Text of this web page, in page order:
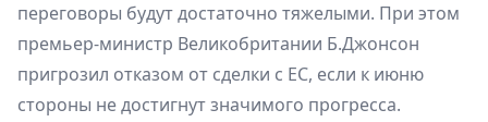
переговоры будут достаточно тяжелыми. При этом
премьер-министр Великобритании Б.Джонсон
пригрозил отказом от сделки с ЕС, если к июню
стороны не достигнут значимого прогресса.